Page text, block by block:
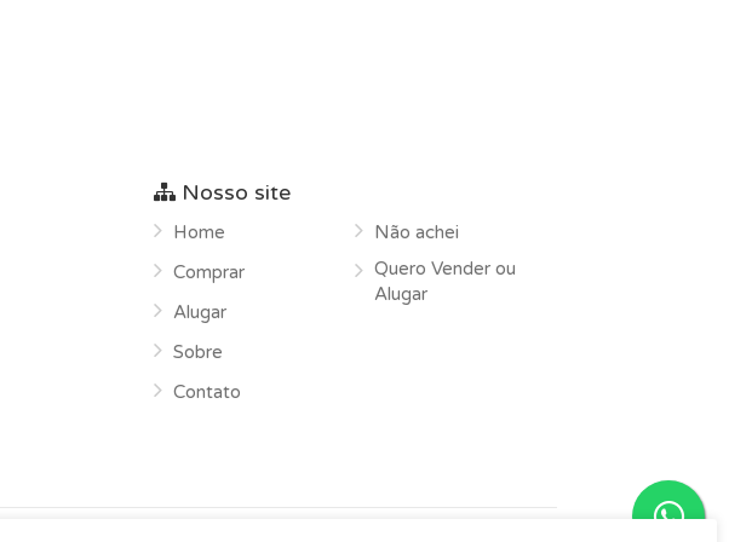
Nosso site
Home
Comprar
Alugar
Sobre
Contato
Não achei
Quero Vender ou
Alugar